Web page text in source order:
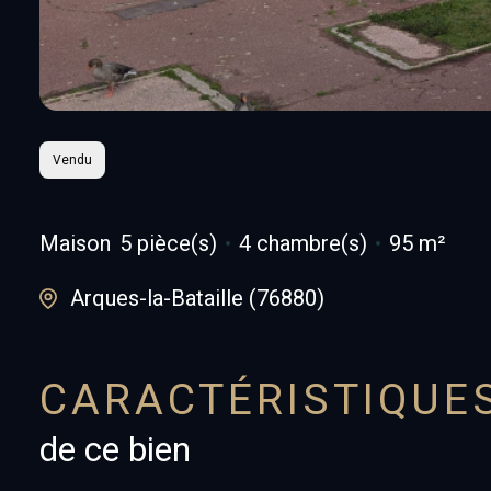
Vendu
Maison 5 pièce(s) 4 chambre(s) 95 m²
Arques-la-Bataille (76880)
de ce bien